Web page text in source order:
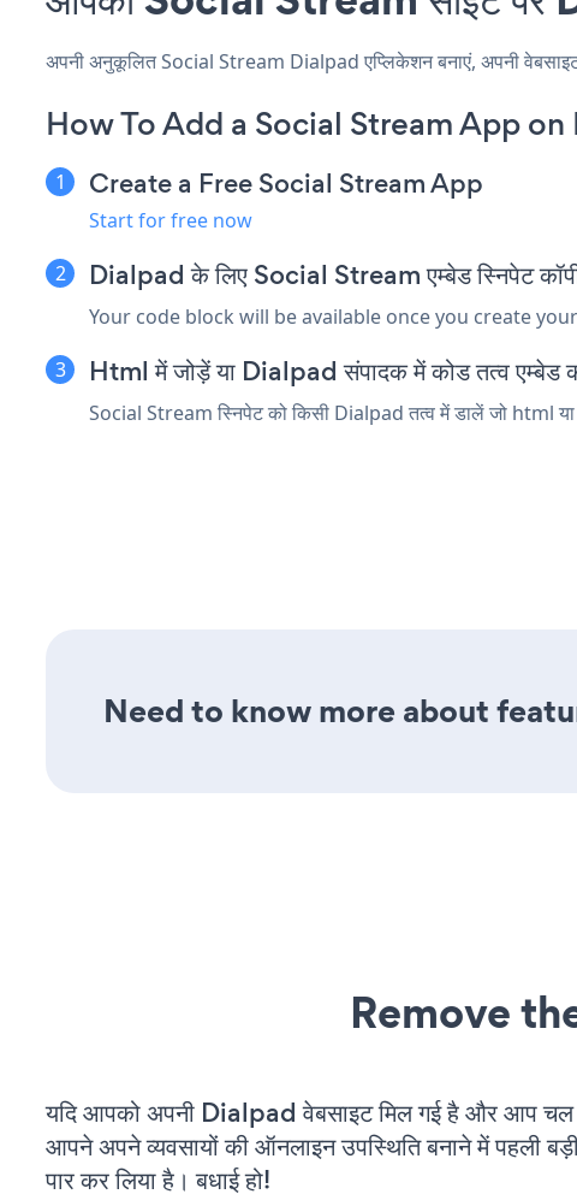
अपनी अनुकूलित Social Stream Dialpad एप्लिकेशन बनाएं, अपनी
How To Add a Social Stream App
Create a Free Social Stream App
Start for free now
Dialpad के लिए Social Stream एम्बेड स्निपेट
Your code block will be available once you create
Html में जोड़ें या Dialpad संपादक में कोड तत्व एम्बेड
Social Stream स्निपेट को किसी Dialpad तत्व में डालें जो html
Need to know more about
Remove
यदि आपको अपनी Dialpad वेबसाइट मिल गई है और आप चल
आपने अपने व्यवसायों की ऑनलाइन उपस्थिति बनाने में पहली
पार कर लिया है। बधाई हो!